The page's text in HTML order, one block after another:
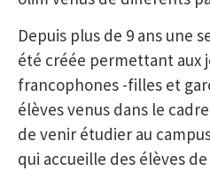
Depuis plus de 9 ans une
été créée permettant aux
francophones -filles et
élèves venus dans le
de venir étudier au
qui accueille des élèves